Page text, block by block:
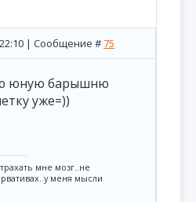
| Сообщение #75
юную барышню
уже=))
мне мозг..не
меня мысли